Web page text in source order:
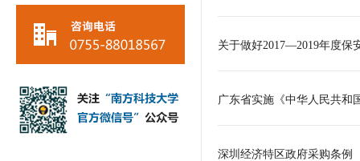
关于做好2017—2019年度保
广东省实施《中华人民共和
深圳经济特区政府采购条例